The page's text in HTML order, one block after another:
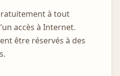
à tout
accès à Internet.
être réservés à des